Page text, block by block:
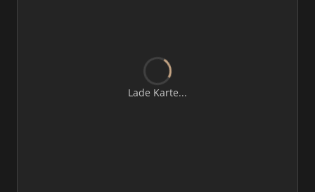
Lade Karte...